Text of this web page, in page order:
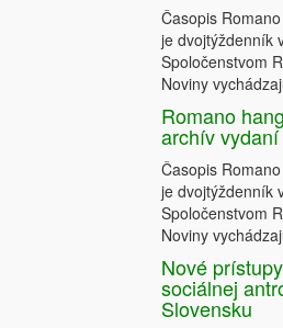
Časopis
je dvojtýždenník
Spoločenstvom
Noviny
Romano
archív
Časopis
je dvojtýždenník
Spoločenstvom
Noviny
Nové
sociálnej
Slovensku